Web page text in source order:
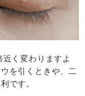
く変わりますよ
を引くときや、二
です。